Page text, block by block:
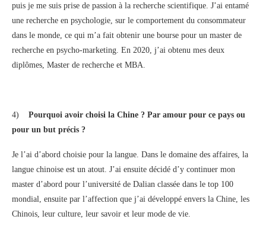
puis je me suis prise de passion à la recherche scientifique. J’ai entamé
une recherche en psychologie, sur le comportement du consommateur
dans le monde, ce qui m’a fait obtenir une bourse pour un master de
recherche en psycho-marketing. En 2020, j’ai obtenu mes deux
diplômes, Master de recherche et MBA.
4)
Pourquoi avoir choisi la Chine ? Par amour pour ce pays ou
pour un but précis ?
Je l’ai d’abord choisie pour la langue. Dans le domaine des affaires, la
langue chinoise est un atout. J’ai ensuite décidé d’y continuer mon
master d’abord pour l’université de Dalian classée dans le top 100
mondial, ensuite par l’affection que j’ai développé envers la Chine, les
Chinois, leur culture, leur savoir et leur mode de vie.